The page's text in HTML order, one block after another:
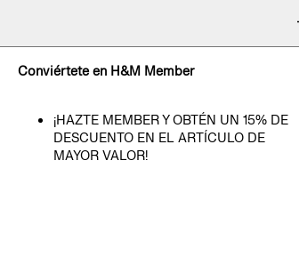
Conviértete en H&M Member
¡HAZTE MEMBER Y OBTÉN UN 15% DE
DESCUENTO EN EL ARTÍCULO DE
MAYOR VALOR!